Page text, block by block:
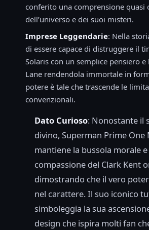
conferito una comprensione quasi
dell’universo e dei suoi misteri.
Imprese Leggendarie: Nella
di essere capace di distruggere il
Solaris con un semplice pensiero
Lane rendendola immortale in
potere è tale che trascende le
convenzionali.
Dato Curioso: Nonostante il
divino, Superman Prime One
mantiene la bussola morale e
compassione del Clark Kent
dimostrando che il vero
nel carattere. Il suo iconico
simboleggia la sua
design che ispira molti fan